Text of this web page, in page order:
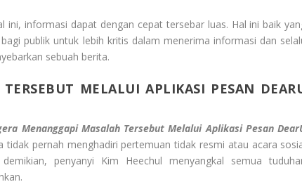
ini, informasi dapat dengan cepat tersebar luas. Hal ini baik
publik untuk lebih kritis dalam menerima informasi dan
sebuah berita.
MELALUI APLIKASI PESAN
Menanggapi Masalah Tersebut Melalui Aplikasi Pesan
tidak pernah menghadiri pertemuan tidak resmi atau acara
penyanyi Kim Heechul menyangkal semua